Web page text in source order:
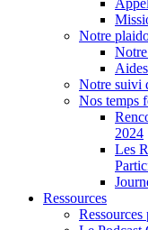
Notre
Notre suivi
Nos temps
2024
Les
Ressources